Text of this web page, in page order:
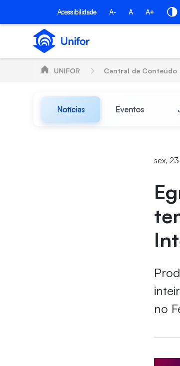
Pular para o Conteúdo principal
Acessibilidade A- A A+
UNIFOR Central de Conteúdo
Notícias Eventos
sex,
no